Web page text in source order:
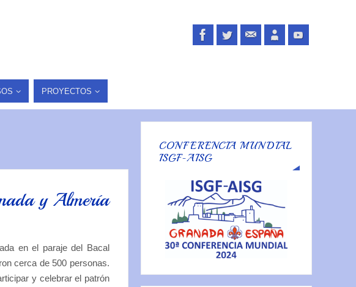
PROYECTOS
y Almería
en el paraje del Bacal
cerca de 500 personas.
y celebrar el patrón
CONFERENCIA MUNDIAL
ISGF-AISG